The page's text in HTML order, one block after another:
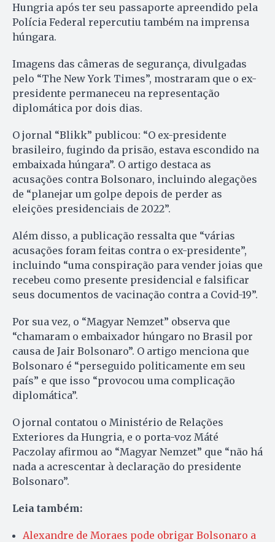
Hungria após ter seu passaporte apreendido pela
Polícia Federal repercutiu também na imprensa
húngara.
Imagens das câmeras de segurança, divulgadas
pelo “The New York Times”, mostraram que o ex-
presidente permaneceu na representação
diplomática por dois dias.
O jornal “Blikk” publicou: “O ex-presidente
brasileiro, fugindo da prisão, estava escondido na
embaixada húngara”. O artigo destaca as
acusações contra Bolsonaro, incluindo alegações
de “planejar um golpe depois de perder as
eleições presidenciais de 2022”.
Além disso, a publicação ressalta que “várias
acusações foram feitas contra o ex-presidente”,
incluindo “uma conspiração para vender joias que
recebeu como presente presidencial e falsificar
seus documentos de vacinação contra a Covid-19”.
Por sua vez, o “Magyar Nemzet” observa que
“chamaram o embaixador húngaro no Brasil por
causa de Jair Bolsonaro”. O artigo menciona que
Bolsonaro é “perseguido politicamente em seu
país” e que isso “provocou uma complicação
diplomática”.
O jornal contatou o Ministério de Relações
Exteriores da Hungria, e o porta-voz Máté
Paczolay afirmou ao “Magyar Nemzet” que “não há
nada a acrescentar à declaração do presidente
Bolsonaro”.
Leia também:
Alexandre de Moraes pode obrigar Bolsonaro a